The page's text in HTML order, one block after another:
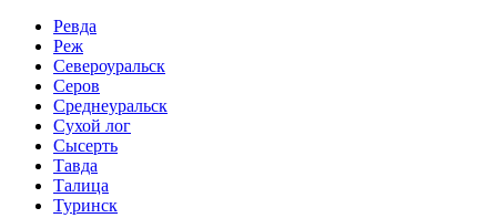
Ревда
Реж
Североуральск
Серов
Среднеуральск
Сухой лог
Сысерть
Тавда
Талица
Туринск